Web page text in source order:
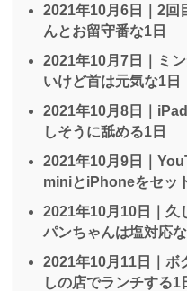
2021年10月6日｜2回
んとお留守番な1日
2021年10月7日｜ミ
いけど首は元気な1日
2021年10月8日｜
しそうに舐める1日
2021年10月9日｜
miniとiPhoneをセッ
2021年10月10日｜久
パンちゃんは塩対応な
2021年10月11日｜ボ
しの店でランチする1